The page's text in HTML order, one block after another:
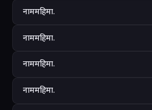
नाममहिमा.
नाममहिमा.
नाममहिमा.
नाममहिमा.